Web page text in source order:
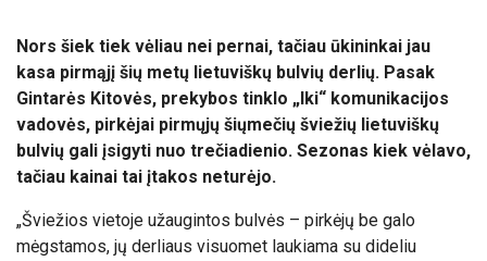
Nors šiek tiek vėliau nei pernai, tačiau ūkininkai jau
kasa pirmąjį šių metų lietuviškų bulvių derlių. Pasak
Gintarės Kitovės, prekybos tinklo „Iki“ komunikacijos
vadovės, pirkėjai pirmųjų šiųmečių šviežių lietuviškų
bulvių gali įsigyti nuo trečiadienio. Sezonas kiek vėlavo,
tačiau kainai tai įtakos neturėjo.
„Šviežios vietoje užaugintos bulvės – pirkėjų be galo
mėgstamos, jų derliaus visuomet laukiama su dideliu